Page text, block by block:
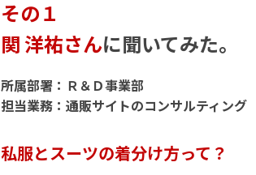
その１
関 洋祐さんに聞いてみた。
所属部署：Ｒ＆Ｄ事業部
担当業務：通販サイトのコンサルティング
私服とスーツの着分け方って？